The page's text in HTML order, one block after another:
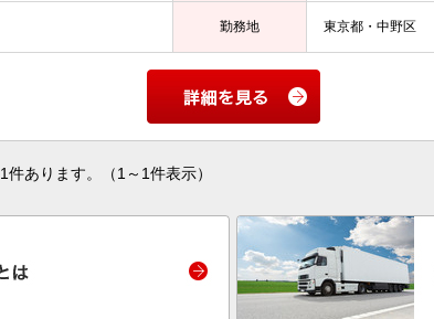
勤務地 東京都・中野区
1件あります。（1～1件表示）